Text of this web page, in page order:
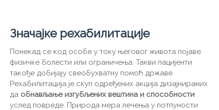
Значајке рехабилитације
Понекад се код особе у току његовог живота појаве
физичке болести или ограничења. Такви пацијенти
такође добијају свеобухватну помоћ државе.
Рехабилитација је скуп одређених акција дизајнираних
да обнављање изгубљених вештина и способности
услед повреде. Природа мера лечења у потпуности